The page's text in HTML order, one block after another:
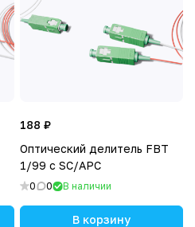
188 ₽
Оптический делитель FBT
1/99 с SC/APC
0 0 В наличии
В корзину